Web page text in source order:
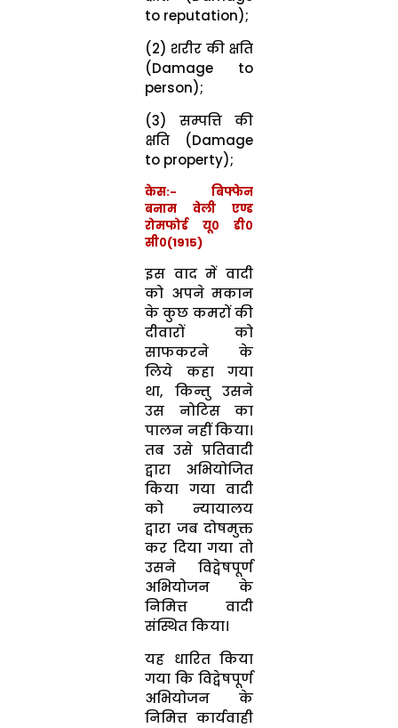
to reputation);
(2) शरीर की क्षति
(Damage to
person);
(3) सम्पत्ति की
क्षति (Damage
to property);
केस:- बिफ्फेन
बनाम वेली एण्ड
रोमफोर्ड यू० डी०
सी०(1915)
इस वाद में वादी
को अपने मकान
के कुछ कमरों की
दीवारों को
साफकरने के
लिये कहा गया
था, किन्तु उसने
उस नोटिस का
पालन नहीं किया।
तब उसे प्रतिवादी
द्वारा अभियोजित
किया गया वादी
को न्यायालय
द्वारा जब दोषमुक्त
कर दिया गया तो
उसने विद्वेषपूर्ण
अभियोजन के
निमित्त वादी
संस्थित किया।
यह धारित किया
गया कि विद्वेषपूर्ण
अभियोजन के
निमित्त कार्यवाही